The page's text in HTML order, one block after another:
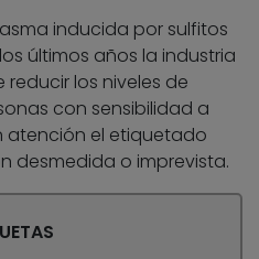
inducida por sulfitos
últimos años la industria
los niveles de
con sensibilidad a
atención el etiquetado
desmedida o imprevista.